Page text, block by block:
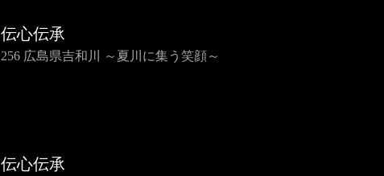
伝心伝承
256 広島県吉和川 ～夏川に集う笑顔～
伝心伝承